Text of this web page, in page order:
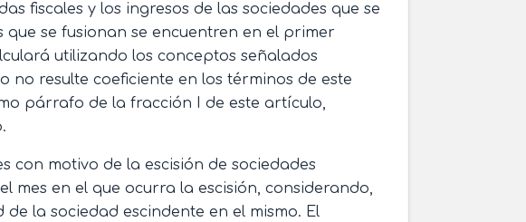
fiscales y los ingresos de las sociedades que se
que se fusionan se encuentren en el primer
utilizando los conceptos señalados
no resulte coeficiente en los términos de este
párrafo de la fracción I de este artículo,
con motivo de la escisión de sociedades
en el que ocurra la escisión, considerando,
la sociedad escindente en el mismo. El